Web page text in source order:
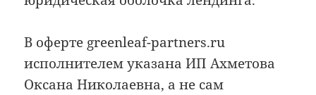
В оферте greenleaf-partners.ru
исполнителем указана ИП Ахметова
Оксана Николаевна, а не сам